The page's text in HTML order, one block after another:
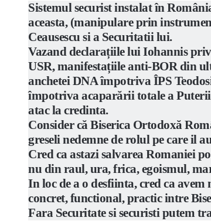
Sistemul securist instalat în
aceasta, (manipulare prin
Ceausescu si a Securitatii lui.
Vazand declarațiile lui Iohannis
USR, manifestațiile anti-BOR din
anchetei DNA împotriva ÎPS
împotriva acaparării totale a
atac la credinta.
Consider că Biserica Ortodoxă
greseli nedemne de rolul pe care il
Cred ca astazi salvarea Romaniei
nu din raul, ura, frica, egoismul,
In loc de a o desfiinta, cred ca
concret, functional, practic intre
Fara Securitate si securisti putem